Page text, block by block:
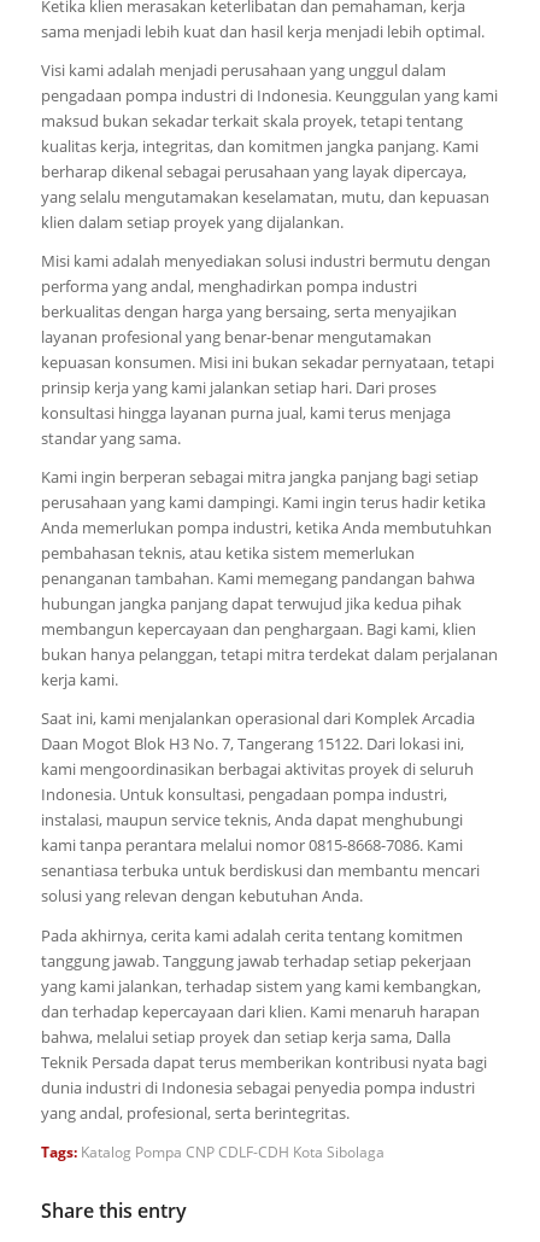
Ketika klien merasakan keterlibatan dan pemahaman, kerja
sama menjadi lebih kuat dan hasil kerja menjadi lebih optimal.
Visi kami adalah menjadi perusahaan yang unggul dalam
pengadaan pompa industri di Indonesia. Keunggulan yang kami
maksud bukan sekadar terkait skala proyek, tetapi tentang
kualitas kerja, integritas, dan komitmen jangka panjang. Kami
berharap dikenal sebagai perusahaan yang layak dipercaya,
yang selalu mengutamakan keselamatan, mutu, dan kepuasan
klien dalam setiap proyek yang dijalankan.
Misi kami adalah menyediakan solusi industri bermutu dengan
performa yang andal, menghadirkan pompa industri
berkualitas dengan harga yang bersaing, serta menyajikan
layanan profesional yang benar-benar mengutamakan
kepuasan konsumen. Misi ini bukan sekadar pernyataan, tetapi
prinsip kerja yang kami jalankan setiap hari. Dari proses
konsultasi hingga layanan purna jual, kami terus menjaga
standar yang sama.
Kami ingin berperan sebagai mitra jangka panjang bagi setiap
perusahaan yang kami dampingi. Kami ingin terus hadir ketika
Anda memerlukan pompa industri, ketika Anda membutuhkan
pembahasan teknis, atau ketika sistem memerlukan
penanganan tambahan. Kami memegang pandangan bahwa
hubungan jangka panjang dapat terwujud jika kedua pihak
membangun kepercayaan dan penghargaan. Bagi kami, klien
bukan hanya pelanggan, tetapi mitra terdekat dalam perjalanan
kerja kami.
Saat ini, kami menjalankan operasional dari Komplek Arcadia
Daan Mogot Blok H3 No. 7, Tangerang 15122. Dari lokasi ini,
kami mengoordinasikan berbagai aktivitas proyek di seluruh
Indonesia. Untuk konsultasi, pengadaan pompa industri,
instalasi, maupun service teknis, Anda dapat menghubungi
kami tanpa perantara melalui nomor 0815-8668-7086. Kami
senantiasa terbuka untuk berdiskusi dan membantu mencari
solusi yang relevan dengan kebutuhan Anda.
Pada akhirnya, cerita kami adalah cerita tentang komitmen
tanggung jawab. Tanggung jawab terhadap setiap pekerjaan
yang kami jalankan, terhadap sistem yang kami kembangkan,
dan terhadap kepercayaan dari klien. Kami menaruh harapan
bahwa, melalui setiap proyek dan setiap kerja sama, Dalla
Teknik Persada dapat terus memberikan kontribusi nyata bagi
dunia industri di Indonesia sebagai penyedia pompa industri
yang andal, profesional, serta berintegritas.
Tags: Katalog Pompa CNP CDLF-CDH Kota Sibolaga
Share this entry